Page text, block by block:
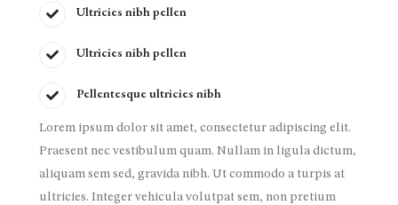
Ultricies nibh pellen
Ultricies nibh pellen
Pellentesque ultricies nibh
Lorem ipsum dolor sit amet, consectetur adipiscing elit.
Praesent nec vestibulum quam. Nullam in ligula dictum,
aliquam sem sed, gravida nibh. Ut commodo a turpis at
ultricies. Integer vehicula volutpat sem, non pretium